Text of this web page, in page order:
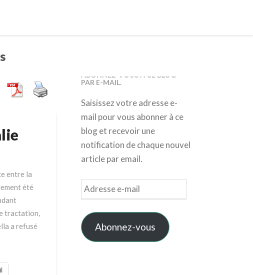
entre la
été
tractation,
a refusé
ABONNEZ-VOUS À CE BLOG
PAR E-MAIL.
Saisissez votre adresse e-
mail pour vous abonner à ce
blog et recevoir une
notification de chaque nouvel
article par email.
Adresse
e-
mail
Abonnez-vous